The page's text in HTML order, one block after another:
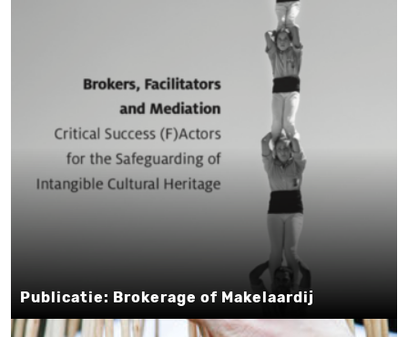
Publicatie: Brokerage of Makelaardij